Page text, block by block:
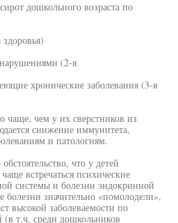
дошкольного возраста по
(2-я
хронические заболевания (3-я
чаще, чем у их сверстников из
снижение иммунитета,
и патологиям.
что у детей
встречаться психические
системы и болезни эндокринной
значительно «помолодели»,
высокой заболеваемости по
(в т.ч. среди дошкольников